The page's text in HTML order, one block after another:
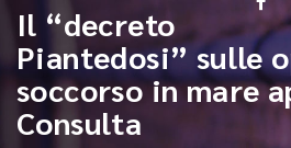
Il “decreto
Piantedosi” sulle
soccorso in mare
Consulta